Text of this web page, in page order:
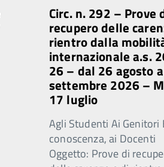
Circ. n. 292 – Prove
recupero delle
rientro dalla
internazionale a.s.
26 – dal 26 agosto
settembre 2026 –
17 luglio
Agli Studenti Ai Genitori
conoscenza, ai Docenti
Oggetto: Prove di